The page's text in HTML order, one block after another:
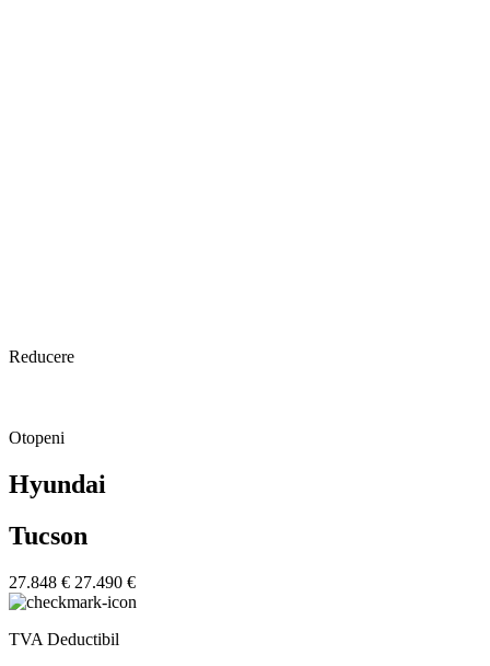
Reducere
Otopeni
Hyundai
Tucson
27.848 € 27.490 €
TVA Deductibil